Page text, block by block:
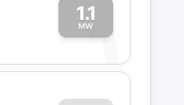
1.1
MW
1